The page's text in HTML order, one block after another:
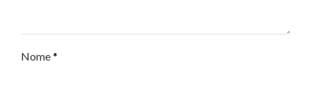
Nome*